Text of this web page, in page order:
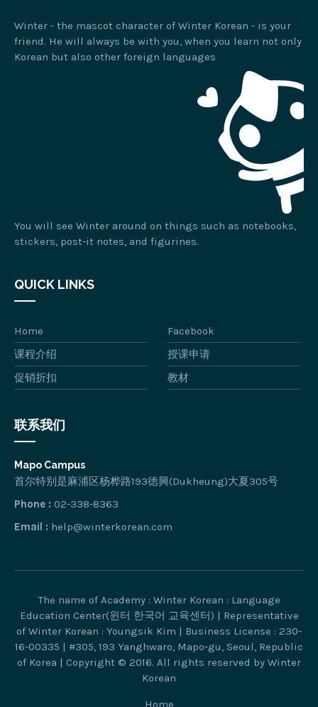
Winter - the mascot character of Winter Korean - is your
friend. He will always be with you, when you learn not only
Korean but also other foreign languages
You will see Winter around on things such as notebooks,
stickers, post-it notes, and figurines.
QUICK LINKS
Home
Facebook
课程介绍
授课申请
促销折扣
教材
联系我们
Mapo Campus
首尔特别是麻浦区杨桦路193徳興(Dukheung)大夏305号
Phone : 02-338-8363
Email : help@winterkorean.com
The name of Academy : Winter Korean : Language
Education Center(윈터 한국어 교육센터) | Representative
of Winter Korean : Youngsik Kim | Business License : 230-
16-00335 | #305, 193 Yanghwaro, Mapo-gu, Seoul, Republic
of Korea | Copyright © 2016. All rights reserved by Winter
Korean
Home